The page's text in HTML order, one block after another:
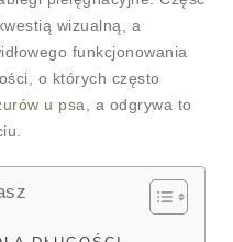
wizualną, a
funkcjonowania
o których często
u psa , a odgrywa to